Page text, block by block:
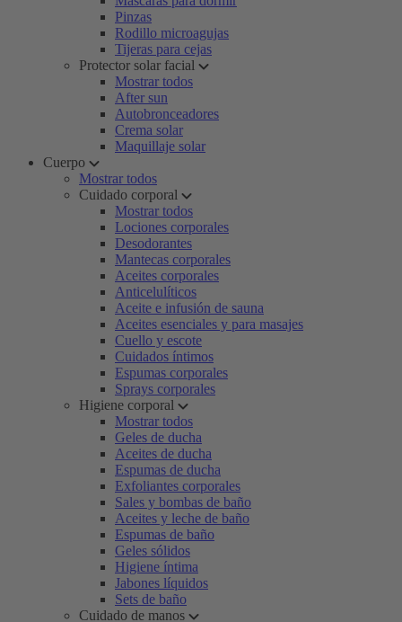
Pinzas
Rodillo microagujas
Tijeras para cejas
Protector solar facial
Mostrar todos
After sun
Autobronceadores
Crema solar
Maquillaje solar
Cuerpo
Mostrar todos
Cuidado corporal
Mostrar todos
Lociones corporales
Desodorantes
Mantecas corporales
Aceites corporales
Anticelulíticos
Aceite e infusión de sauna
Aceites esenciales y para masajes
Cuello y escote
Cuidados íntimos
Espumas corporales
Sprays corporales
Higiene corporal
Mostrar todos
Geles de ducha
Aceites de ducha
Espumas de ducha
Exfoliantes corporales
Sales y bombas de baño
Aceites y leche de baño
Espumas de baño
Geles sólidos
Higiene íntima
Jabones líquidos
Sets de baño
Cuidado de manos